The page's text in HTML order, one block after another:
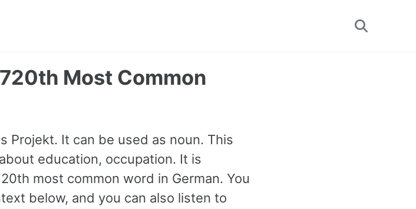
Toggle
Most Common
Projekt. It can be used as noun. This
education, occupation. It is
most common word in German. You
below, and you can also listen to